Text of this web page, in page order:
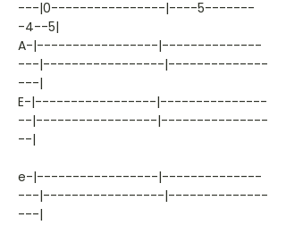
---|0----------------|----5-------
-4--5|
A-|-----------------|--------------
---|-----------------|--------------
---|
E-|-----------------|---------------
--|-----------------|---------------
--|
e-|-----------------|--------------
---|-----------------|--------------
---|